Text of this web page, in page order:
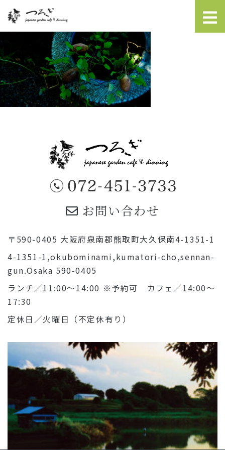
お問い合わせ
〒590-0405 大阪府泉南郡熊取町大久保南4-1351-1
4-1351-1,okubominami,kumatori-cho,sennan-
gun.Osaka 590-0405
ランチ／11:00～14:00 ※予約可 カフェ／14:00～
17:30
定休日／火曜日（不定休有り）